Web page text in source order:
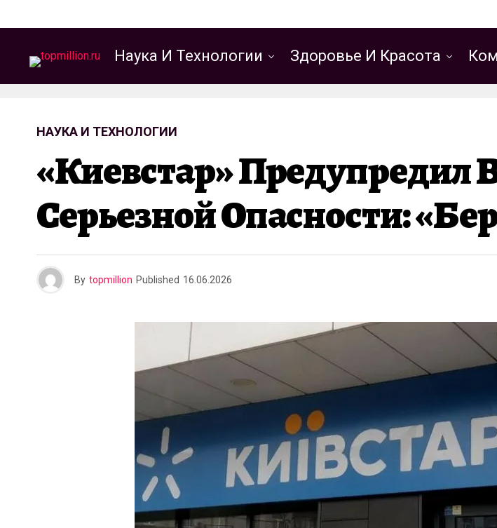
Наука И Технологии Здоровье И Красота
НАУКА И ТЕХНОЛОГИИ
«Киевстар» Предупредил
Серьезной Опасности:
By topmillion Published 16.06.2026